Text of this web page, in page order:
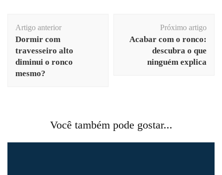
de
post
Artigo anterior
Dormir com
travesseiro alto
diminui o ronco
mesmo?
Próximo artigo
Acabar com o ronco:
descubra o que
ninguém explica
Você também pode gostar...